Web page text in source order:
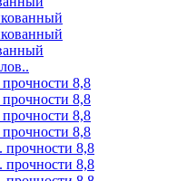
8,8
8,8
8,8
8,8
8,8
8,8